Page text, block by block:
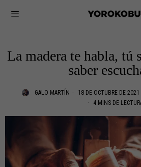
La madera te habla, tú
saber
GALO MARTÍN 18 DE OCTUBRE DE 2021
4 MINS DE